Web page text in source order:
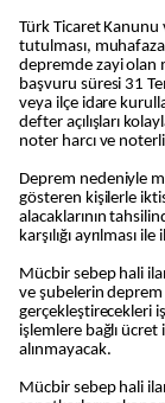
Türk Ticaret
tutulması,
depremde zayi olan
başvuru süresi 31
veya ilçe idare
defter açılışları
noter harcı ve
Deprem nedeniyle
gösteren kişilerle
alacaklarının
karşılığı ayrılması
Mücbir sebep hali
ve şubelerin
gerçekleştirecekleri
işlemlere bağlı ücret
alınmayacak.
Mücbir sebep hali